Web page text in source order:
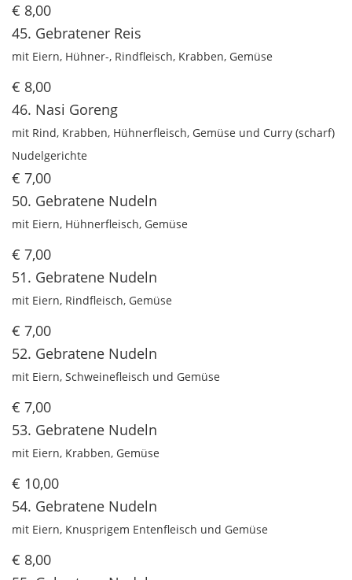
€ 8,00
45. Gebratener Reis
mit Eiern, Hühner-, Rindfleisch, Krabben, Gemüse
€ 8,00
46. Nasi Goreng
mit Rind, Krabben, Hühnerfleisch, Gemüse und Curry (scharf)
Nudelgerichte
€ 7,00
50. Gebratene Nudeln
mit Eiern, Hühnerfleisch, Gemüse
€ 7,00
51. Gebratene Nudeln
mit Eiern, Rindfleisch, Gemüse
€ 7,00
52. Gebratene Nudeln
mit Eiern, Schweinefleisch und Gemüse
€ 7,00
53. Gebratene Nudeln
mit Eiern, Krabben, Gemüse
€ 10,00
54. Gebratene Nudeln
mit Eiern, Knusprigem Entenfleisch und Gemüse
€ 8,00